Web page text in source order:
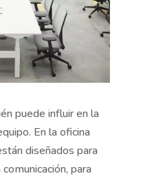
puede influir en la
En la oficina
diseñados para
para